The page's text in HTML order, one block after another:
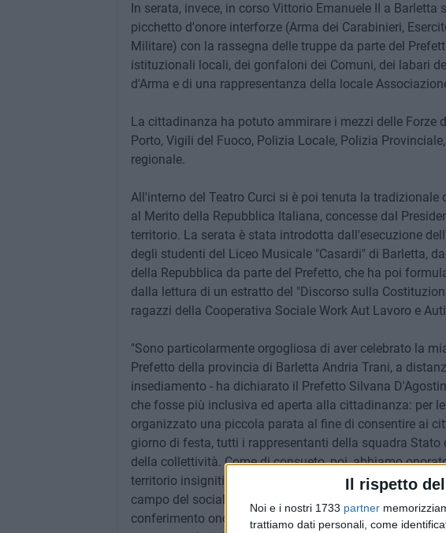
Il rispetto
Noi e i nostri 1733 partner
trattiamo dati personali, come
In serata, invece, in corso Vittorio Emanuele II a
picchetto d'onore interforze (Arma dei Carabinieri,
Militare) con la rassegna delle truppe da parte del
istituzionali locali, dei gonfaloni dei Comuni, dei labari
d'Arma e di una rappresentanza della locale
La cittadinanza ha potuto ammirare i mezzi delle Forze
Porto, Vigili del Fuoco, Polizia Locale, Polizia
regionale.
All'interno del Teatro Curci si è poi tenuta la
al Merito della Repubblica Italiana, concesse dal
territorio. La serata è stata introdotta dall'esecuzione
degli studenti del Liceo Musicale "Casardi" di Barletta,
della Repubblica da parte del Prefetto, che ha poi
dalla lettura di un estratto del "Discorso sulla
ragazzi della Cooperativa Sociale Work Aut Lavoro e
"Sono particolarmente orgogliosa di aver celebrato la
Prefetto della provincia di Barletta Andria Trani, a
insediamento - ha dichiarato il Prefetto Silvana
che fosse più inclusiva ed aperta alla cittadinanza: per
organizzato una piccola parata al fine di consentire ai
giorno di festa, tutti i rappresentanti della squadra Stato
della collettività. Come di consueto, poi, abbiamo
territorio insigniti delle Onorificenze al Merito della
campo del sociale, del volontariato, del lavoro, delle arti
conferimento onorifico diventano formalmente gli